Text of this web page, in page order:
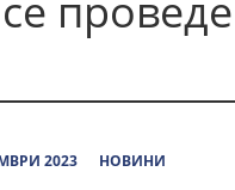
2023 НОВИНИ